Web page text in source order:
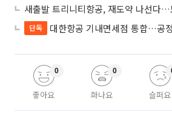
단독 대한항공 기내면세점 통합…공정위 “독과
좋아요
0
화나요
0
슬퍼요